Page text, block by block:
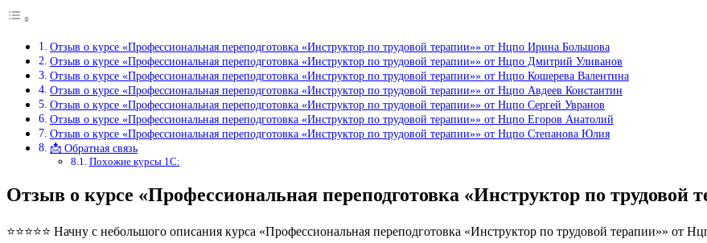
Отзыв о курсе «Профессиональная переподготовка «Инструктор по трудовой терапии»» от Нцпо Ирина Большова
Отзыв о курсе «Профессиональная переподготовка «Инструктор по трудовой терапии»» от Нцпо Дмитрий Уливанов
Отзыв о курсе «Профессиональная переподготовка «Инструктор по трудовой терапии»» от Нцпо Кошерева Валентина
Отзыв о курсе «Профессиональная переподготовка «Инструктор по трудовой терапии»» от Нцпо Авдеев Константин
Отзыв о курсе «Профессиональная переподготовка «Инструктор по трудовой терапии»» от Нцпо Сергей Увранов
Отзыв о курсе «Профессиональная переподготовка «Инструктор по трудовой терапии»» от Нцпо Егоров Анатолий
Отзыв о курсе «Профессиональная переподготовка «Инструктор по трудовой терапии»» от Нцпо Степанова Юлия
📩 Обратная связь
Похожие курсы 1С:
Отзыв о курсе «Профессиональная переподготовка «Инструктор по
⭐⭐⭐⭐⭐ Начну с небольшого описания курса «Профессиональная переподготовка «Инструктор по трудовой терапии»» от